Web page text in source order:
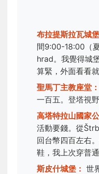
布拉提斯拉瓦城堡
間9:00-18:00（
hrad。我覺得城
算緊，外面看看就
聖馬丁主教座堂：
一百五。登塔視
高塔特拉山國家公
活動要錢。從
回台幣四百左右
鞋，我上次穿普
斯皮什城堡： 世